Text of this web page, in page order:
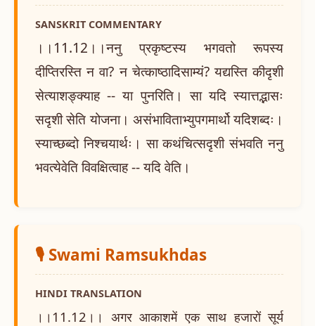
SANSKRIT COMMENTARY
।।11.12।।ननु प्रकृष्टस्य भगवतो रूपस्य
दीप्तिरस्ति न वा? न चेत्काष्ठादिसाम्यं? यद्यस्ति कीदृशी
सेत्याशङ्क्याह -- या पुनरिति। सा यदि स्यात्तद्भासः
सदृशी सेति योजना। असंभाविताभ्युपगमार्थो यदिशब्दः।
स्याच्छब्दो निश्चयार्थः। सा कथंचित्सदृशी संभवति ननु
भवत्येवेति विवक्षित्वाह -- यदि वेति।
🎙️ Swami Ramsukhdas
HINDI TRANSLATION
।।11.12।। अगर आकाशमें एक साथ हजारों सूर्य